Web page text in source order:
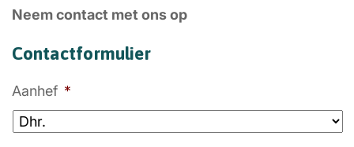
Neem contact met ons op
Contactformulier
Aanhef *